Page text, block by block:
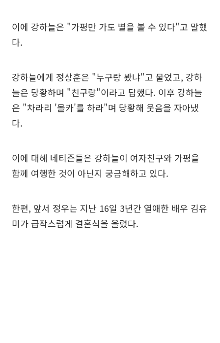
이에 강하늘은 "가평만 가도 별을 볼 수 있다"고 말했
다.
강하늘에게 정상훈은 "누구랑 봤냐"고 물었고, 강하
늘은 당황하며 "친구랑"이라고 답했다. 이후 강하늘
은 "차라리 '몰카'를 하라"며 당황해 웃음을 자아냈
다.
이에 대해 네티즌들은 강하늘이 여자친구와 가평을
함께 여행한 것이 아닌지 궁금해하고 있다.
한편, 앞서 정우는 지난 16일 3년간 열애한 배우 김유
미가 급작스럽게 결혼식을 올렸다.